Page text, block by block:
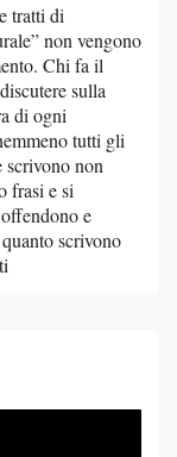
tratti di
non vengono
Chi fa il
sulla
di ogni
tutti gli
non
frasi e si
e
scrivono